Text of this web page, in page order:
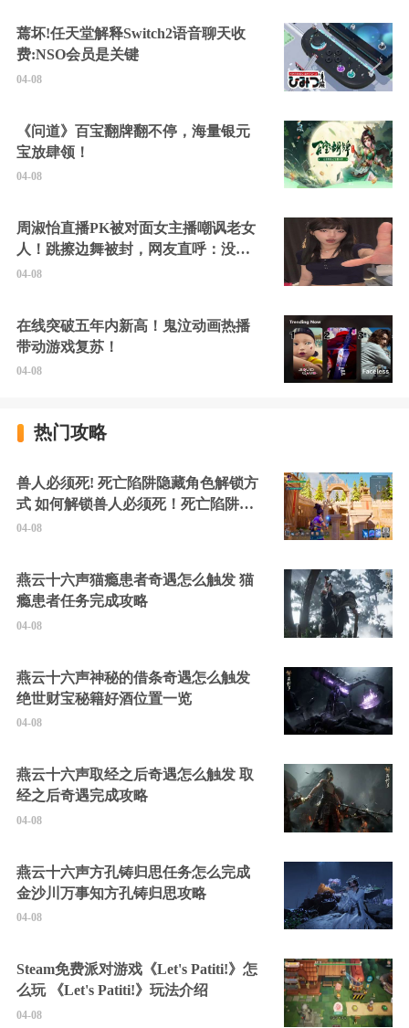
蔫坏!任天堂解释Switch2语音聊天收
费:NSO会员是关键
04-08
《问道》百宝翻牌翻不停，海量银元
宝放肆领！
04-08
周淑怡直播PK被对面女主播嘲讽老女
人！跳擦边舞被封，网友直呼：没边
硬擦封的好！
04-08
在线突破五年内新高！鬼泣动画热播
带动游戏复苏！
04-08
热门攻略
兽人必须死! 死亡陷阱隐藏角色解锁方
式 如何解锁兽人必须死！死亡陷阱中
的隐藏角色
04-08
燕云十六声猫瘾患者奇遇怎么触发 猫
瘾患者任务完成攻略
04-08
燕云十六声神秘的借条奇遇怎么触发
绝世财宝秘籍好酒位置一览
04-08
燕云十六声取经之后奇遇怎么触发 取
经之后奇遇完成攻略
04-08
燕云十六声方孔铸归思任务怎么完成
金沙川万事知方孔铸归思攻略
04-08
Steam免费派对游戏《Let's Patiti!》怎
么玩 《Let's Patiti!》玩法介绍
04-08